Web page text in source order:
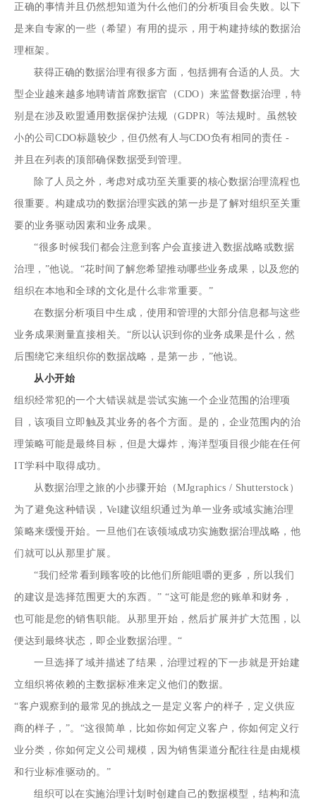
正确的事情并且仍然想知道为什么他们的分析项目会失败。以下
是来自专家的一些（希望）有用的提示，用于构建持续的数据治
理框架。
获得正确的数据治理有很多方面，包括拥有合适的人员。大
型企业越来越多地聘请首席数据官（CDO）来监督数据治理，特
别是在涉及欧盟通用数据保护法规（GDPR）等法规时。虽然较
小的公司CDO标题较少，但仍然有人与CDO负有相同的责任 -
并且在列表的顶部确保数据受到管理。
除了人员之外，考虑对成功至关重要的核心数据治理流程也
很重要。构建成功的数据治理实践的第一步是了解对组织至关重
要的业务驱动因素和业务成果。
“很多时候我们都会注意到客户会直接进入数据战略或数据
治理，”他说。“花时间了解您希望推动哪些业务成果，以及您的
组织在本地和全球的文化是什么非常重要。”
在数据分析项目中生成，使用和管理的大部分信息都与这些
业务成果测量直接相关。“所以认识到你的业务成果是什么，然
后围绕它来组织你的数据战略，是第一步，”他说。
从小开始
组织经常犯的一个大错误就是尝试实施一个企业范围的治理项
目，该项目立即触及其业务的各个方面。是的，企业范围内的治
理策略可能是最终目标，但是大爆炸，海洋型项目很少能在任何
IT学科中取得成功。
从数据治理之旅的小步骤开始（MJgraphics / Shutterstock）
为了避免这种错误，Vel建议组织通过为单一业务或域实施治理
策略来缓慢开始。一旦他们在该领域成功实施数据治理战略，他
们就可以从那里扩展。
“我们经常看到顾客咬的比他们所能咀嚼的更多，所以我们
的建议是选择范围更大的东西。” “这可能是您的账单和财务，
也可能是您的销售职能。从那里开始，然后扩展并扩大范围，以
便达到最终状态，即企业数据治理。“
一旦选择了域并描述了结果，治理过程的下一步就是开始建
立组织将依赖的主数据标准来定义他们的数据。
“客户观察到的最常见的挑战之一是定义客户的样子，定义供应
商的样子，”。“这很简单，比如你如何定义客户，你如何定义行
业分类，你如何定义公司规模，因为销售渠道分配往往是由规模
和行业标准驱动的。”
组织可以在实施治理计划时创建自己的数据模型，结构和流